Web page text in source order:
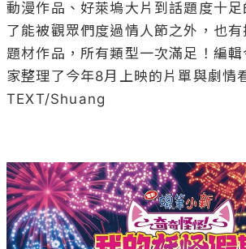
動漫作品、好萊塢大片到話題度十
了能被觀眾們度過情人節之外，也
題材作品，所有類型一次滿足！編
家整理了今年8月上映的片單與劇情
TEXT/Shuang